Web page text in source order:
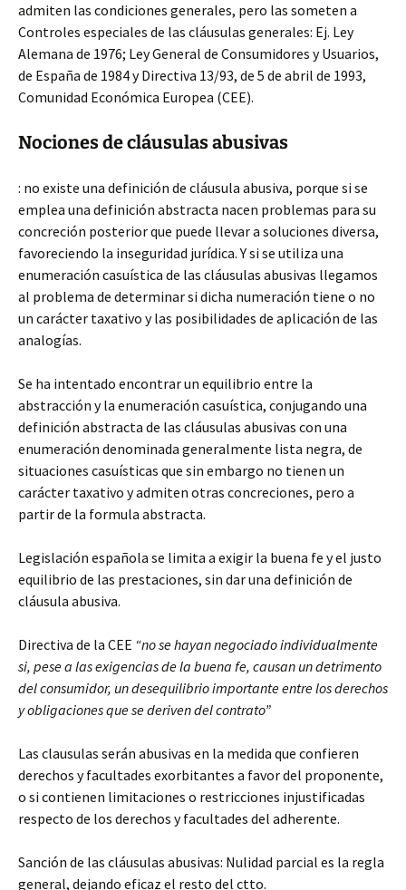
admiten las condiciones generales, pero las someten a
Controles especiales de las cláusulas generales: Ej. Ley
Alemana de 1976; Ley General de Consumidores y Usuarios,
de España de 1984 y Directiva 13/93, de 5 de abril de 1993,
Comunidad Económica Europea (CEE).
Nociones de cláusulas abusivas
: no existe una definición de cláusula abusiva, porque si se
emplea una definición abstracta nacen problemas para su
concreción posterior que puede llevar a soluciones diversa,
favoreciendo la inseguridad jurídica. Y si se utiliza una
enumeración casuística de las cláusulas abusivas llegamos
al problema de determinar si dicha numeración tiene o no
un carácter taxativo y las posibilidades de aplicación de las
analogías.
Se ha intentado encontrar un equilibrio entre la
abstracción y la enumeración casuística, conjugando una
definición abstracta de las cláusulas abusivas con una
enumeración denominada generalmente lista negra, de
situaciones casuísticas que sin embargo no tienen un
carácter taxativo y admiten otras concreciones, pero a
partir de la formula abstracta.
Legislación española se limita a exigir la buena fe y el justo
equilibrio de las prestaciones, sin dar una definición de
cláusula abusiva.
Directiva de la CEE “no se hayan negociado individualmente
si, pese a las exigencias de la buena fe, causan un detrimento
del consumidor, un desequilibrio importante entre los derechos
y obligaciones que se deriven del contrato”
Las clausulas serán abusivas en la medida que confieren
derechos y facultades exorbitantes a favor del proponente,
o si contienen limitaciones o restricciones injustificadas
respecto de los derechos y facultades del adherente.
Sanción de las cláusulas abusivas: Nulidad parcial es la regla
general, dejando eficaz el resto del ctto.